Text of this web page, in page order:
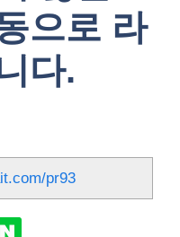
으로 라
다.
pr93